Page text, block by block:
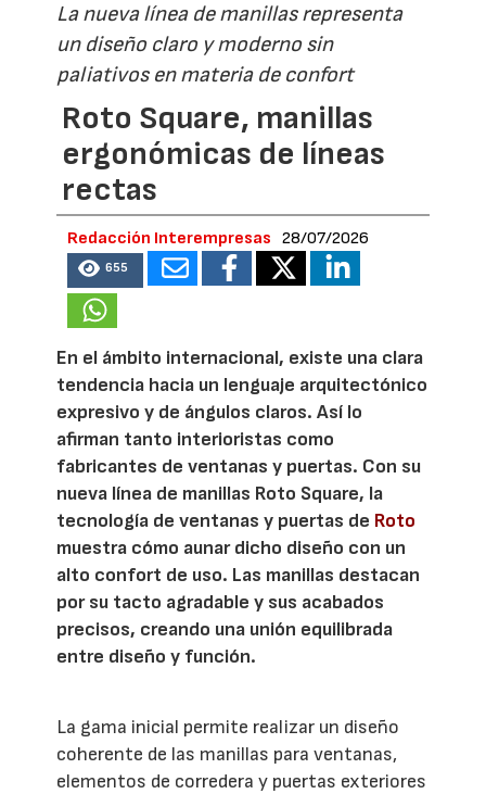
La nueva línea de manillas representa
un diseño claro y moderno sin
paliativos en materia de confort
Roto Square, manillas
ergonómicas de líneas
rectas
Redacción Interempresas 28/07/2026
655
En el ámbito internacional, existe una clara
tendencia hacia un lenguaje arquitectónico
expresivo y de ángulos claros. Así lo
afirman tanto interioristas como
fabricantes de ventanas y puertas. Con su
nueva línea de manillas Roto Square, la
tecnología de ventanas y puertas de Roto
muestra cómo aunar dicho diseño con un
alto confort de uso. Las manillas destacan
por su tacto agradable y sus acabados
precisos, creando una unión equilibrada
entre diseño y función.
La gama inicial permite realizar un diseño
coherente de las manillas para ventanas,
elementos de corredera y puertas exteriores